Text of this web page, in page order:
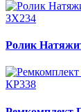
ЗХ234
Ролик
КР338